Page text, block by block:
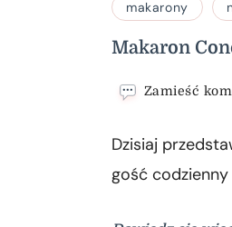
makarony
Makaron
Zamieść
Dzisiaj
gość codzienny